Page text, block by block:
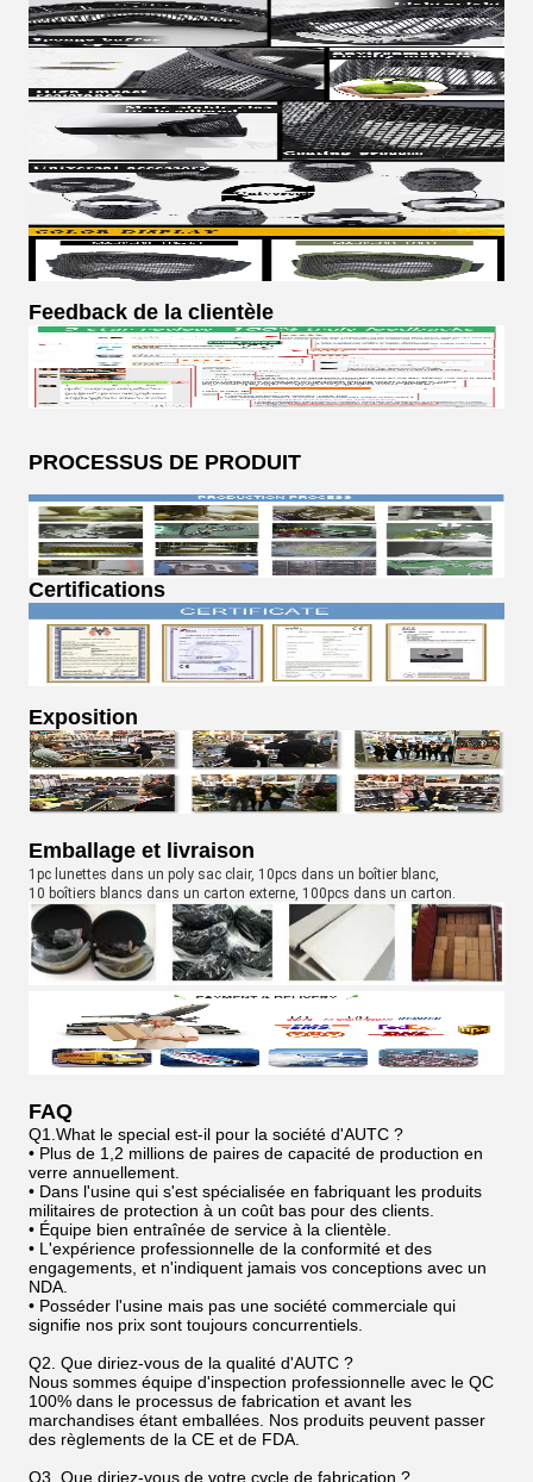
Feedback de la clientèle
PROCESSUS DE PRODUIT
Certifications
Exposition
Emballage et livraison
1pc lunettes dans un poly sac clair, 10pcs dans un boîtier blanc,
10 boîtiers blancs dans un carton externe, 100pcs dans un carton.
FAQ
Q1.What le special est-il pour la société d'AUTC ?
• Plus de 1,2 millions de paires de capacité de production en
verre annuellement.
• Dans l'usine qui s'est spécialisée en fabriquant les produits
militaires de protection à un coût bas pour des clients.
• Équipe bien entraînée de service à la clientèle.
• L'expérience professionnelle de la conformité et des
engagements, et n'indiquent jamais vos conceptions avec un
NDA.
• Posséder l'usine mais pas une société commerciale qui
signifie nos prix sont toujours concurrentiels.
Q2. Que diriez-vous de la qualité d'AUTC ?
Nous sommes équipe d'inspection professionnelle avec le QC
100% dans le processus de fabrication et avant les
marchandises étant emballées. Nos produits peuvent passer
des règlements de la CE et de FDA.
Q3. Que diriez-vous de votre cycle de fabrication ?